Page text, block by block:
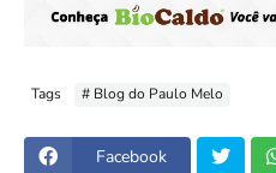
Tags # Blog do Paulo Melo
Facebook